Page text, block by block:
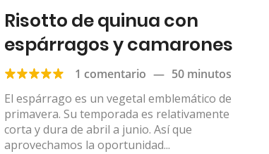
Risotto de quinua con
espárragos y camarones
1 comentario — 50 minutos
El espárrago es un vegetal emblemático de
primavera. Su temporada es relativamente
corta y dura de abril a junio. Así que
aprovechamos la oportunidad...